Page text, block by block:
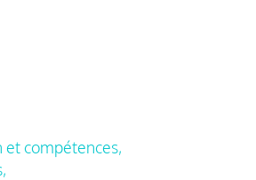
compétences,